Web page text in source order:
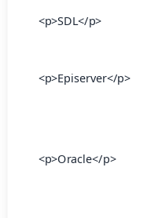
<p>SDL</p>
<p>Episerver</p>
<p>Oracle</p>